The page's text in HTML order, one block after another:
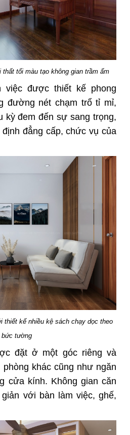
thất tối màu tạo không gian trầm ấm
việc được thiết kế phong
đường nét chạm trổ tỉ mỉ,
kỳ đem đến sự sang trọng,
đẳng cấp, chức vụ của
thiết kế nhiều kệ sách chạy dọc theo
bức tường
đặt ở một góc riêng và
khác cũng như ngăn
cửa kính. Không gian căn
với bàn làm việc, ghế,